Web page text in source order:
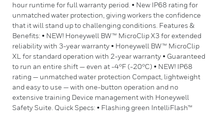
hour runtime for full warranty period. • New IP68 rating for
unmatched water protection, giving workers the confidence
that it will stand up to challenging conditions. Features &
Benefits: • NEW! Honeywell BW™ MicroClip X3 for extended
reliability with 3-year warranty • Honeywell BW™ MicroClip
XL for standard operation with 2-year warranty • Guaranteed
to run an entire shift — even at -4°F (-20°C) • NEW! IP68
rating — unmatched water protection Compact, lightweight
and easy to use — with one-button operation and no
extensive training Device management with Honeywell
Safety Suite. Quick Specs: • Flashing green IntelliFlash™